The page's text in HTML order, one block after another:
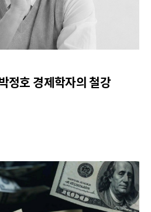
정호 경제학자의 철강